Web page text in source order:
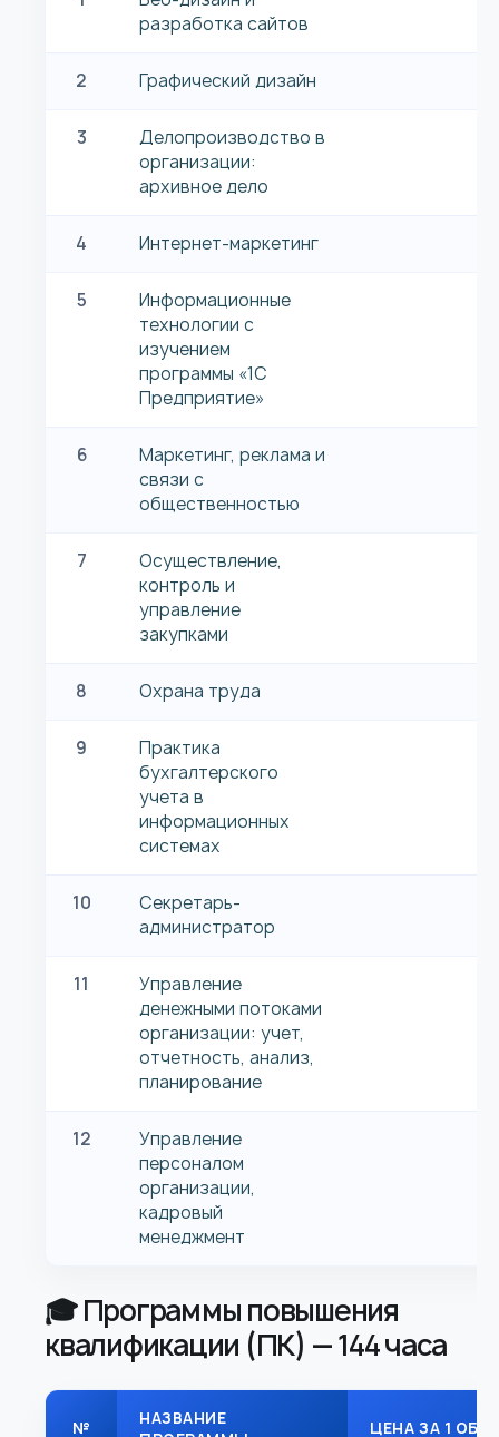
разработка сайтов
2 Графический дизайн
3
Делопроизводство в
организации:
архивное дело
4 Интернет-маркетинг
5
Информационные
технологии с
изучением
программы «1С
Предприятие»
6
Маркетинг, реклама и
связи с
общественностью
7
Осуществление,
контроль и
управление
закупками
8 Охрана труда
9
Практика
бухгалтерского
учета в
информационных
системах
10
Секретарь-
администратор
11
Управление
денежными потоками
организации: учет,
отчетность, анализ,
планирование
12
Управление
персоналом
организации,
кадровый
менеджмент
🎓 Программы повышения
квалификации (ПК) — 144 часа
№
НАЗВАНИЕ
ЦЕНА ЗА 1